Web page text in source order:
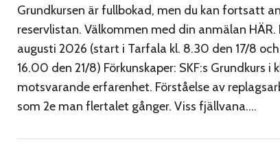
Grundkursen är fullbokad, men du kan fortsatt
reservlistan. Välkommen med din anmälan HÄR.
augusti 2026 (start i Tarfala kl. 8.30 den 17/8
16.00 den 21/8) Förkunskaper: SKF:s Grundkurs
motsvarande erfarenhet. Förståelse av
som 2e man flertalet gånger. Viss fjällvana.…